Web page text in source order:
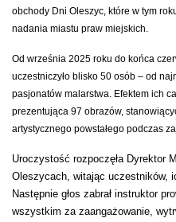
obchody Dni Oleszyc, które w tym
nadania miastu praw miejskich.
Od września 2025 roku do końca
uczestniczyło blisko 50 osób – od
pasjonatów malarstwa. Efektem ich
prezentująca 97 obrazów,
artystycznego powstałego podczas
Uroczystość rozpoczęła Dyrektor
Oleszycach, witając uczestników,
Następnie głos zabrał instruktor
wszystkim za zaangażowanie,